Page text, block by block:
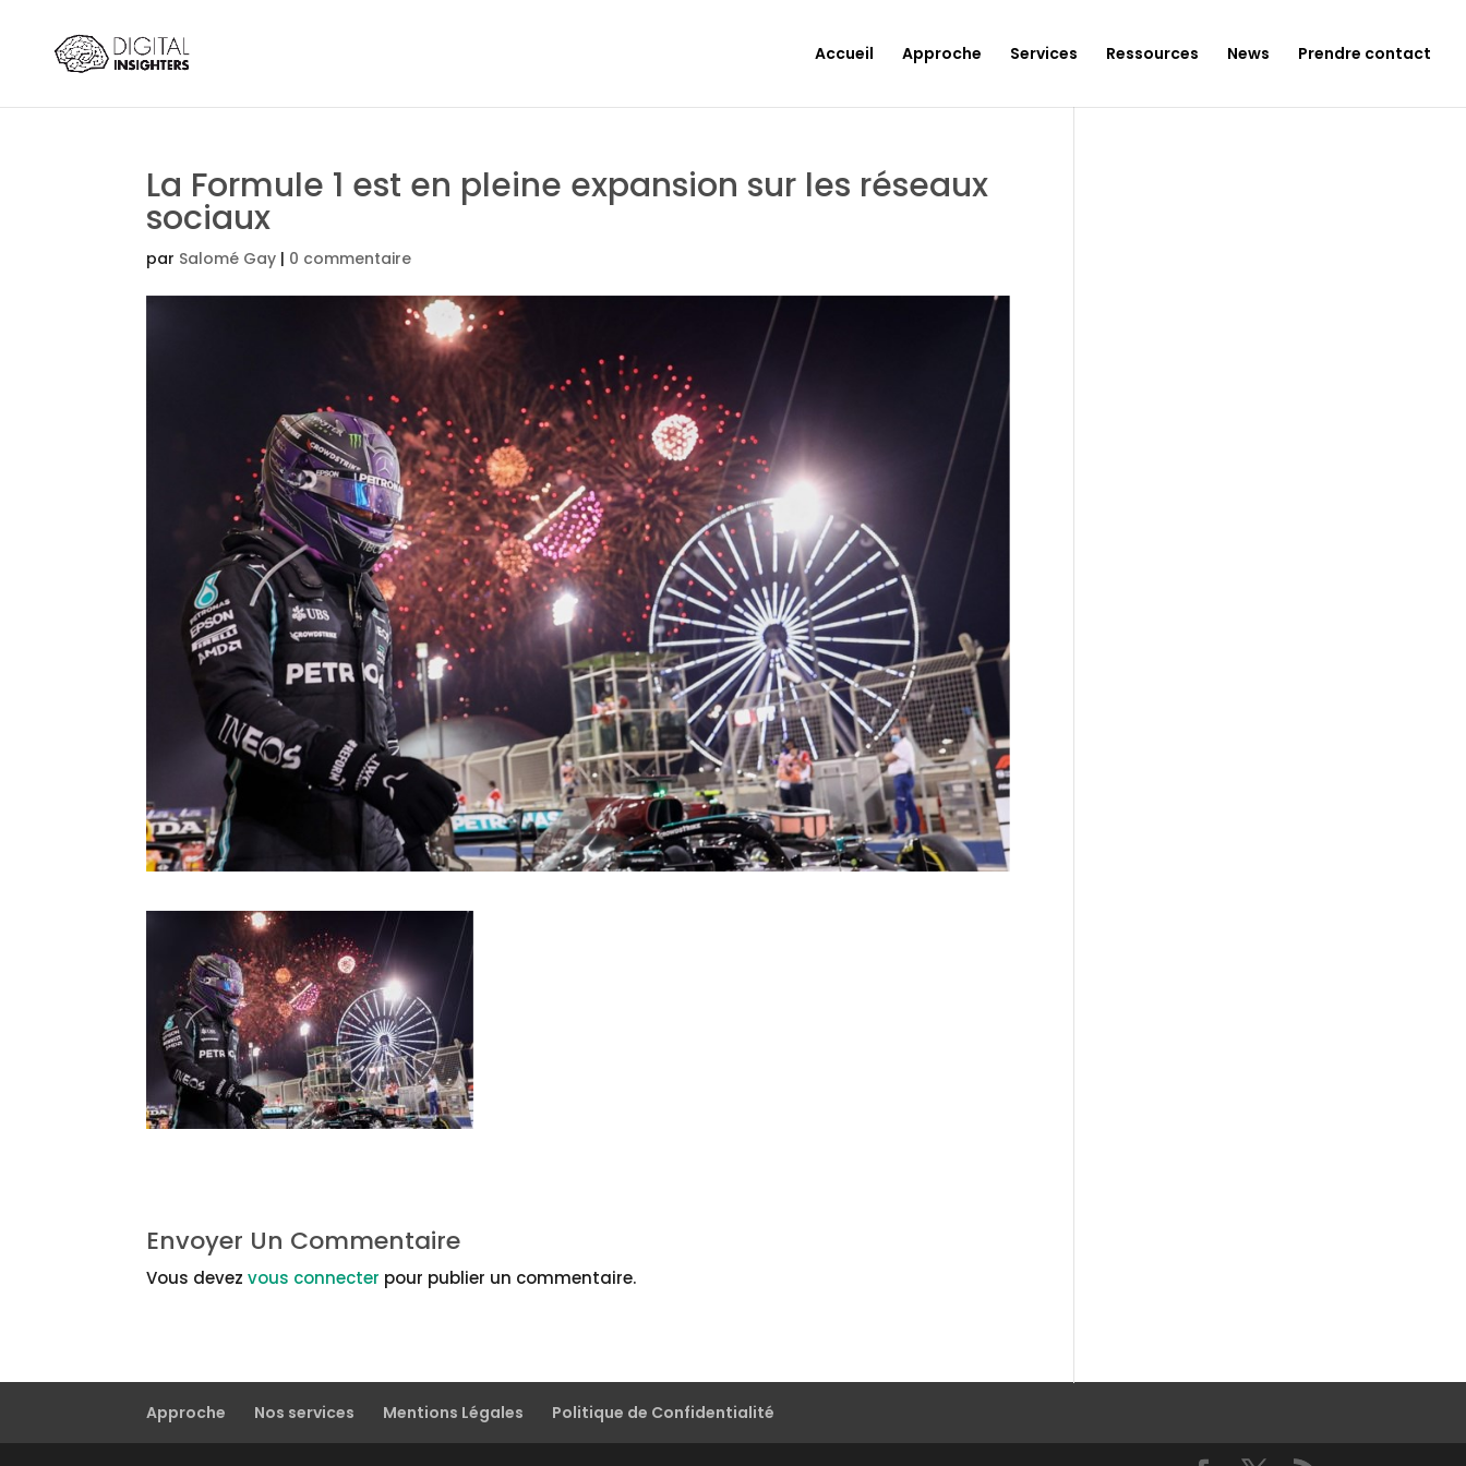
Accueil Approche Services Ressources News Prendre contact
La Formule 1 est en pleine expansion sur les réseaux
sociaux
par Salomé Gay | 0 commentaire
Envoyer Un Commentaire
Vous devezvous connecter pour publier un commentaire.
Approche Nos services Mentions Légales Politique de Confidentialité